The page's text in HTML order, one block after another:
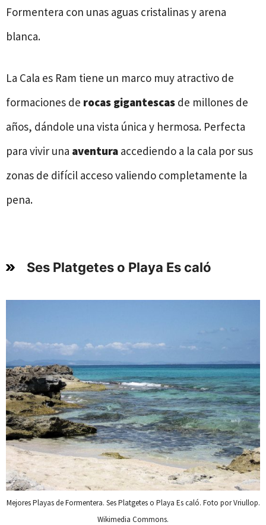
Formentera con unas aguas cristalinas y arena
blanca.
La Cala es Ram tiene un marco muy atractivo de
formaciones de rocas gigantescas de millones de
años, dándole una vista única y hermosa. Perfecta
para vivir una aventura accediendo a la cala por sus
zonas de difícil acceso valiendo completamente la
pena.
Ses Platgetes o Playa Es caló
Mejores Playas de Formentera. Ses Platgetes o Playa Es caló. Foto por Vriullop.
Wikimedia Commons.